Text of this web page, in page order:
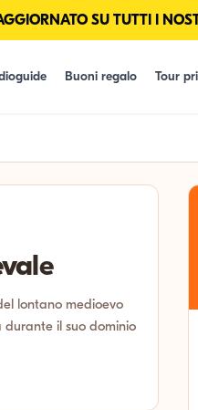
SU TUTTI I
Buoni regalo Tour
lontano medioevo
il suo dominio